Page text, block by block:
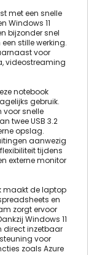
met een snelle
Windows 11
bijzonder snel
stille werking.
voor
videostreaming
notebook
gebruik.
voor snelle
twee USB 3.2
opslag.
aanwezig
tijdens
externe monitor
maakt de laptop
en
zorgt ervoor
Windows 11
direct inzetbaar
voor
zoals Azure